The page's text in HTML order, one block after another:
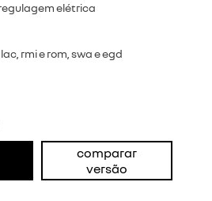
elétrica
rmi e rom, swa e egd
comparar
versão